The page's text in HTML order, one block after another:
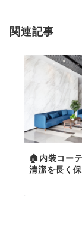
ー
関連記事
🏠内装コー
清潔を長く